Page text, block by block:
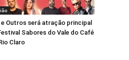
e Outros será atração principal
Sabores do Vale do Café
Claro